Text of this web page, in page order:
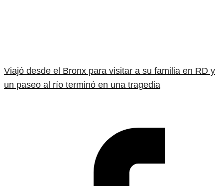
Viajó desde el Bronx para visitar a su familia en RD y
un paseo al río terminó en una tragedia